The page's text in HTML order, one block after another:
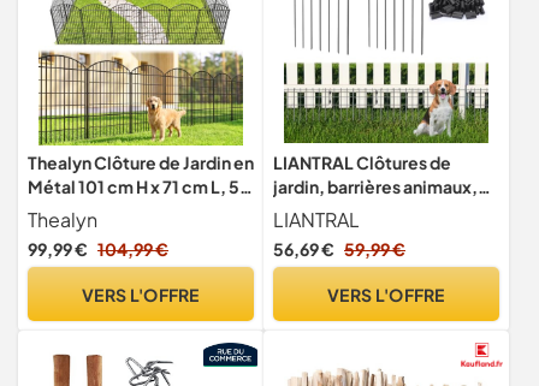
Thealyn Clôture de Jardin en
Métal 101 cm H x 71 cm L, 5
Panneaux, 3,5 m Longeur
Total, pour Chien et
Animaux Domestiques,
Terrasse, Parterre de
Thealyn
99,99 € 104,99 €
VERS L'OFFRE
LIANTRAL Clôtures de
jardin, barrières animaux,
Clôture métallique
décorative en plein air,
clôture sans creusage,
chiens et lapins, total 42 cm
LIANTRAL
56,69 € 59,99 €
VERS L'OFFRE